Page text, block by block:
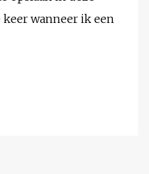
wanneer ik een